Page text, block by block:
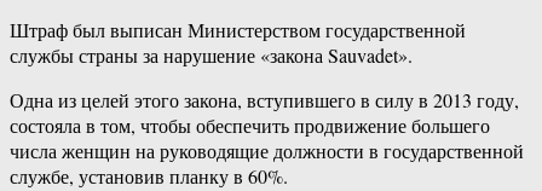
Штраф был выписан Министерством государственной
службы страны за нарушение «закона Sauvadet».
Одна из целей этого закона, вступившего в силу в 2013 году,
состояла в том, чтобы обеспечить продвижение большего
числа женщин на руководящие должности в государственной
службе, установив планку в 60%.